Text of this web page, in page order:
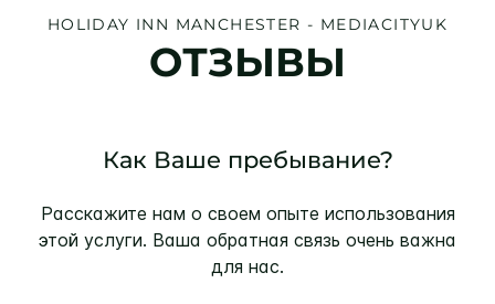
HOLIDAY INN MANCHESTER - MEDIACITYUK
ОТЗЫВЫ
Как Ваше пребывание?
Расскажите нам о своем опыте использования
этой услуги. Ваша обратная связь очень важна
для нас.